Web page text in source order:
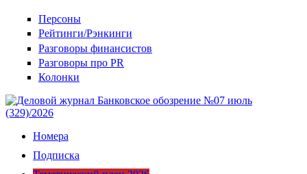
Персоны
Рейтинги/Рэнкинги
Разговоры финансистов
Разговоры про PR
Колонки
Номера
Подписка